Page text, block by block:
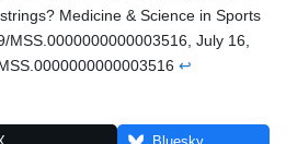
Medicine & Science in Sports
MSS.0000000000003516, July 16,
↩︎